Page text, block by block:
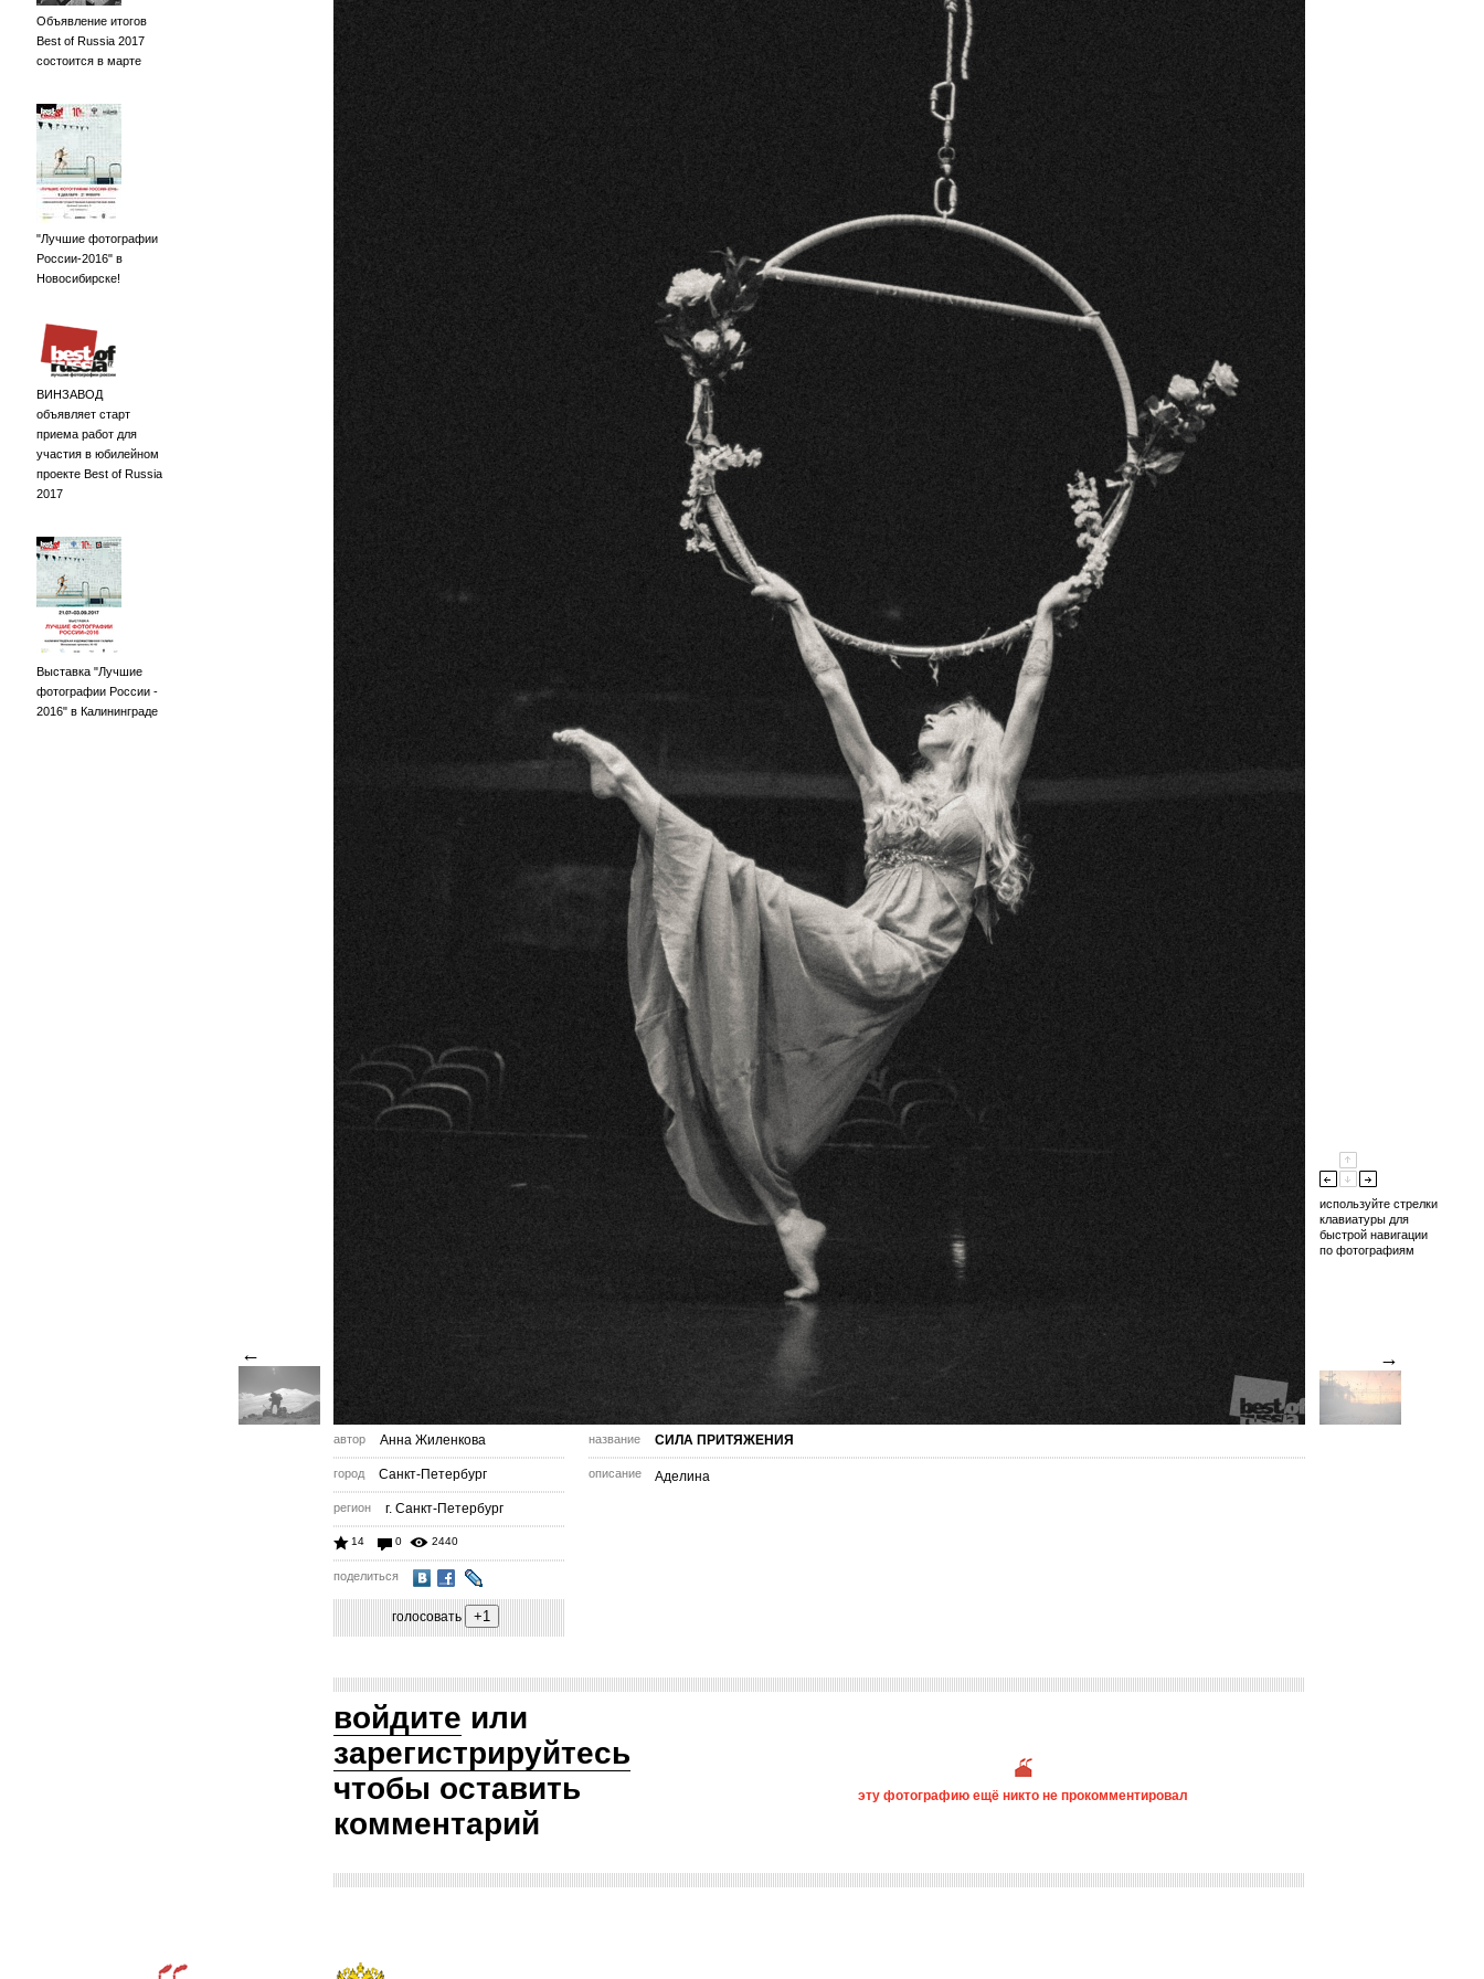
Объявление итогов
Best of Russia 2017
состоится в марте
"Лучшие фотографии
России-2016" в
Новосибирске!
ВИНЗАВОД
объявляет старт
приема работ для
участия в юбилейном
проекте Best of Russia
2017
Выставка "Лучшие
фотографии России -
2016" в Калининграде
← →
используйте стрелки
клавиатуры для
быстрой навигации
по фотографиям
автор Анна Жиленкова
город Санкт-Петербург
регион г. Санкт-Петербург
14 0 2440
поделиться
голосовать
название СИЛА ПРИТЯЖЕНИЯ
описание Аделина
войдите или
зарегистрируйтесь
чтобы оставить
комментарий
эту фотографию ещё никто не прокомментировал